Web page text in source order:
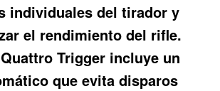
individuales del tirador y
el rendimiento del rifle.
Trigger incluye un
que evita disparos